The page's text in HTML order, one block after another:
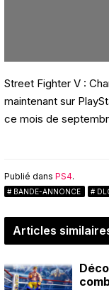
Street Fighter V :
maintenant sur
ce mois de
Publié dans PS4.
BANDE-ANNONCE
Articles